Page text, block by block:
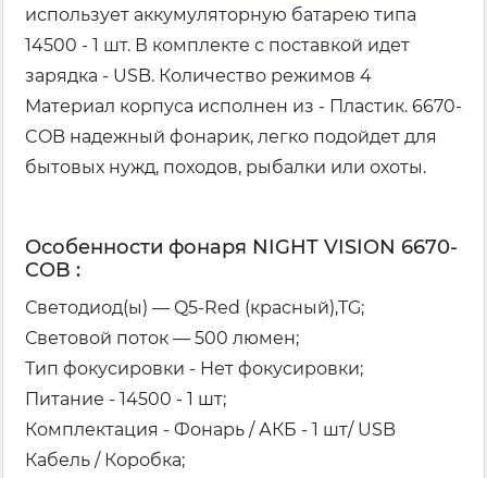
использует аккумуляторную батарею типа
14500 - 1 шт. В комплекте с поставкой идет
зарядка - USB. Количество режимов 4
Материал корпуса исполнен из - Пластик. 6670-
COB надежный фонарик, легко подойдет для
бытовых нужд, походов, рыбалки или охоты.
Особенности фонаря NIGHT VISION 6670-
COB :
Светодиод(ы) — Q5-Red (красный),TG;
Световой поток — 500 люмен;
Тип фокусировки - Нет фокусировки;
Питание - 14500 - 1 шт;
Комплектация - Фонарь / АКБ - 1 шт/ USB
Кабель / Коробка;